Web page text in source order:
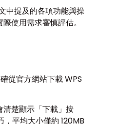
中提及的各項功能與操
使用需求審慎評估。
從官方網站下載 WPS
楚顯示「下載」按
平均大小僅約 120MB